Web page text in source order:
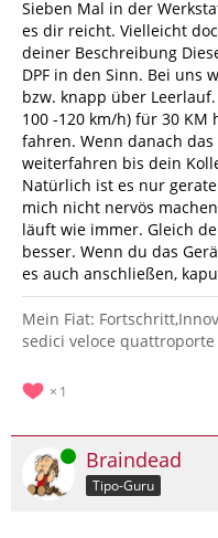
Sieben Mal in der
es dir reicht. Vielleicht
deiner Beschreibung
DPF in den Sinn. Bei uns
bzw. knapp über
100 -120 km/h) für 30
fahren. Wenn danach
weiterfahren bis dein
Natürlich ist es nur
mich nicht nervös
läuft wie immer. Gleich
besser. Wenn du das
es auch anschließen,
Mein Fiat:
sedici veloce quattroporte
1
Online Braindead
Tipo-Guru